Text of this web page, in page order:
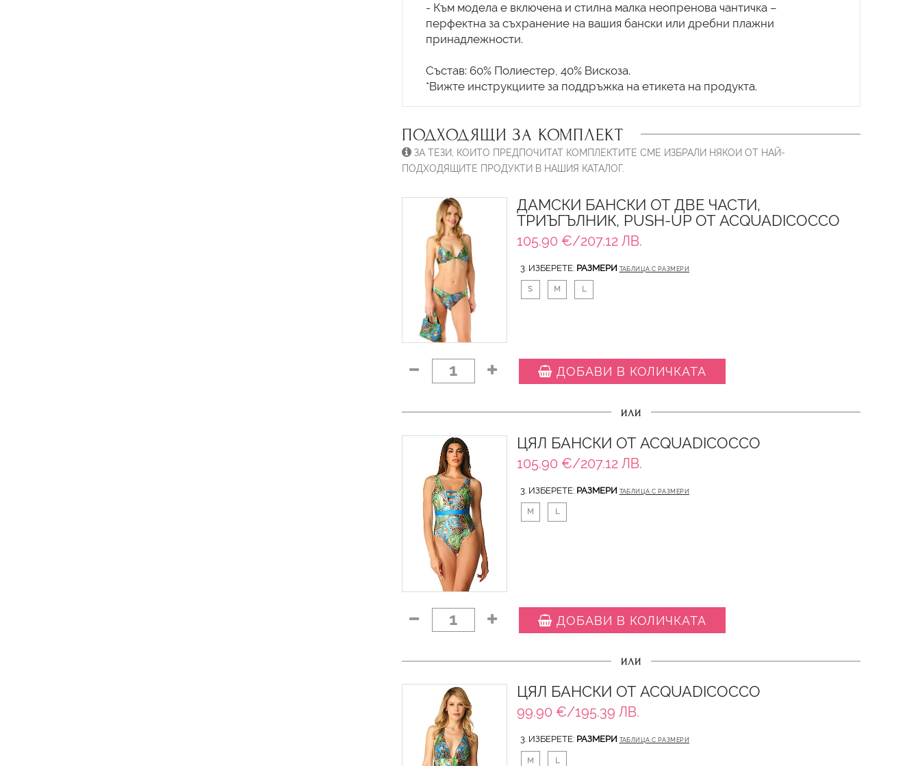
- Към модела е включена и стилна малка неопренова чантичка –
перфектна за съхранение на вашия бански или дребни плажни
принадлежности.
Състав: 60% Полиестер, 40% Вискоза.
*Вижте инструкциите за поддръжка на етикета на продукта.
ПОДХОДЯЩИ ЗА КОМПЛЕКТ
ЗА ТЕЗИ, КОИТО ПРЕДПОЧИТАТ КОМПЛЕКТИТЕ СМЕ ИЗБРАЛИ НЯКОИ ОТ НАЙ-
ПОДХОДЯЩИТЕ ПРОДУКТИ В НАШИЯ КАТАЛОГ.
ДАМСКИ БАНСКИ ОТ ДВЕ ЧАСТИ,
ТРИЪГЪЛНИК, PUSH-UP ОТ ACQUADICOCCO
105.90 €/207.12 ЛВ.
3. ИЗБЕРЕТЕ: РАЗМЕРИ ТАБЛИЦА С РАЗМЕРИ
S M L
1 ДОБАВИ В КОЛИЧКАТА
ИЛИ
ЦЯЛ БАНСКИ ОТ ACQUADICOCCO
105.90 €/207.12 ЛВ.
3. ИЗБЕРЕТЕ: РАЗМЕРИ ТАБЛИЦА С РАЗМЕРИ
M L
1 ДОБАВИ В КОЛИЧКАТА
ИЛИ
ЦЯЛ БАНСКИ ОТ ACQUADICOCCO
99.90 €/195.39 ЛВ.
3. ИЗБЕРЕТЕ: РАЗМЕРИ ТАБЛИЦА С РАЗМЕРИ
M L